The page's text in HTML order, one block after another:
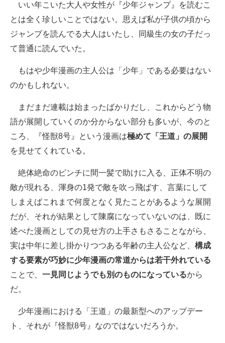
いい年こいた大人や女性が『少年ジャンプ』を読むこ
とは全く珍しいことではない。思えば私が子供の頃から
ジャンプを読んでる大人はいたし、同級生の女の子だっ
て普通に読んでいた。
もはや少年漫画の主人公は「少年」である必要はない
のかもしれない。
まだまだ連載は始まったばかりだし、これからどう物
語が展開していくのか分からない部分も多いが、今のと
ころ、『怪獣8号』という漫画は極めて「王道」の展開
を見せてくれている。
絶体絶命のピンチに間一髪で助けに入る、正体不明の
敵が現れる、渾身の1発で敵を吹っ飛ばす、言葉にして
しまえばこれまで何度となく見たことがあるような展開
だが、それが結果として陳腐になっていないのは、既に
述べた漫画としての見せ方の上手さもさることながら、
実は中年に差し掛かりつつある年齢の主人公など、 構成
する要素が巧妙に少年漫画の常道からは若干外れている
ことで、 一見同じようでも別のものになっているから
だ。
少年漫画における「王道」の最新型へのアップデー
ト、それが『怪獣8号』なのではないだろうか。